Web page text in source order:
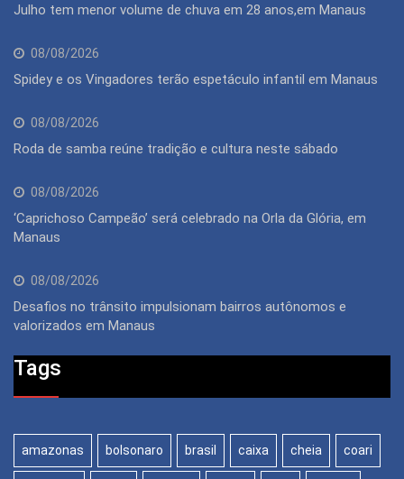
Julho tem menor volume de chuva em 28 anos,em Manaus
08/08/2026
Spidey e os Vingadores terão espetáculo infantil em Manaus
08/08/2026
Roda de samba reúne tradição e cultura neste sábado
08/08/2026
‘Caprichoso Campeão’ será celebrado na Orla da Glória, em
Manaus
08/08/2026
Desafios no trânsito impulsionam bairros autônomos e
valorizados em Manaus
Tags
amazonas bolsonaro brasil caixa cheia coari